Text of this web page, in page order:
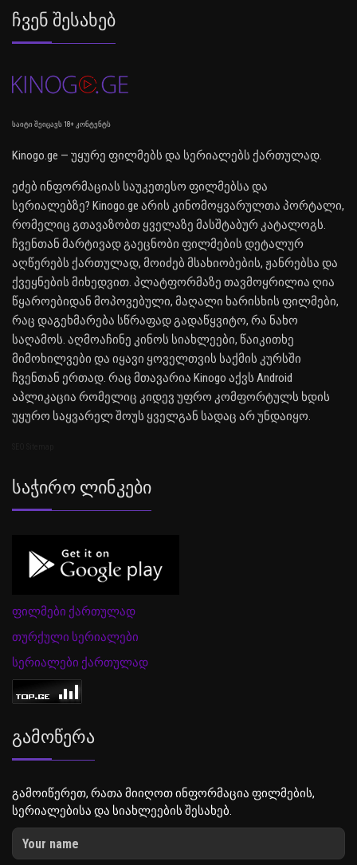
Ჩვენ Შესახებ
საიტი შეიცავს 18+ კონტენტს
Kinogo.ge — უყურე ფილმებს და სერიალებს ქართულად.
ეძებ ინფორმაციას საუკეთესო ფილმებსა და
სერიალებზე? Kinogo.ge არის კინომოყვარულთა პორტალი,
რომელიც გთავაზობთ ყველაზე მასშტაბურ კატალოგს.
ჩვენთან მარტივად გაეცნობი ფილმების დეტალურ
აღწერებს ქართულად, მოიძებ მსახიობების, ჟანრებსა და
ქვეყნების მიხედვით. პლატფორმაზე თავმოყრილია ღია
წყაროებიდან მოპოვებული, მაღალი ხარისხის ფილმები,
რაც დაგეხმარება სწრაფად გადაწყვიტო, რა ნახო
საღამოს. აღმოაჩინე კინოს სიახლეები, წაიკითხე
მიმოხილვები და იყავი ყოველთვის საქმის კურსში
ჩვენთან ერთად. რაც მთავარია Kinogo აქვს Android
აპლიკაცია რომელიც კიდევ უფრო კომფორტულს ხდის
უყურო საყვარელ შოუს ყველგან სადაც არ უნდაიყო.
Საჭირო Ლინკები
ფილმები ქართულად
თურქული სერიალები
სერიალები ქართულად
Გამოწერა
გამოიწერეთ, რათა მიიღოთ ინფორმაცია ფილმების,
სერიალებისა და სიახლეების შესახებ.